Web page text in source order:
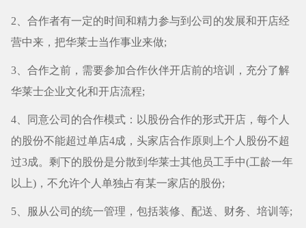
2、合作者有一定的时间和精力参与到公司的发展和开店经
营中来，把华莱士当作事业来做;
3、合作之前，需要参加合作伙伴开店前的培训，充分了解
华莱士企业文化和开店流程;
4、同意公司的合作模式：以股份合作的形式开店，每个人
的股份不能超过单店4成，头家店合作原则上个人股份不超
过3成。剩下的股份是分散到华莱士其他员工手中(工龄一年
以上)，不允许个人单独占有某一家店的股份;
5、服从公司的统一管理，包括装修、配送、财务、培训等;